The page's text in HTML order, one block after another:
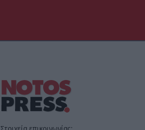
Στοιχεία επικοινωνίας: